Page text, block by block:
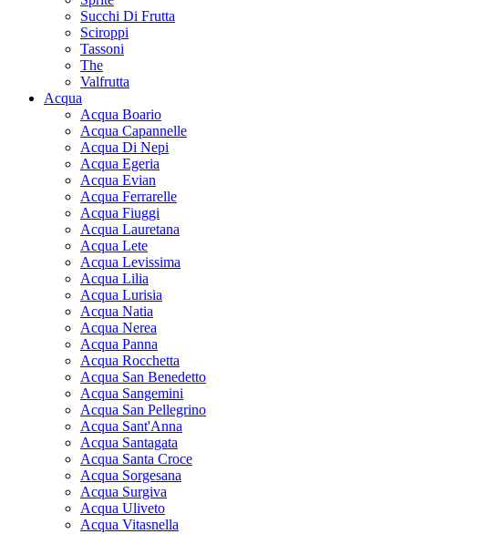
Succhi Di Frutta
Sciroppi
Tassoni
The
Valfrutta
Acqua
Acqua Boario
Acqua Capannelle
Acqua Di Nepi
Acqua Egeria
Acqua Evian
Acqua Ferrarelle
Acqua Fiuggi
Acqua Lauretana
Acqua Lete
Acqua Levissima
Acqua Lilia
Acqua Lurisia
Acqua Natia
Acqua Nerea
Acqua Panna
Acqua Rocchetta
Acqua San Benedetto
Acqua Sangemini
Acqua San Pellegrino
Acqua Sant'Anna
Acqua Santagata
Acqua Santa Croce
Acqua Sorgesana
Acqua Surgiva
Acqua Uliveto
Acqua Vitasnella